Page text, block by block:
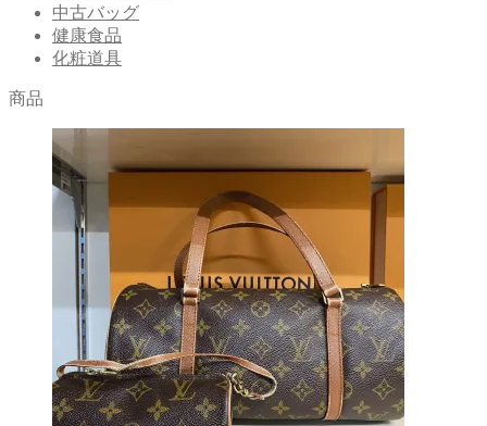
中古バッグ
健康食品
化粧道具
商品